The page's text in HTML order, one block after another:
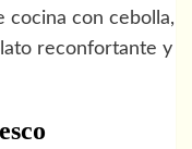
cocina con cebolla,
reconfortante y